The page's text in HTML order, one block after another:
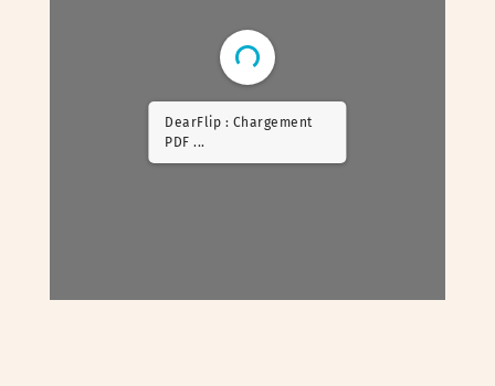
DearFlip : Chargement
PDF 5% ...